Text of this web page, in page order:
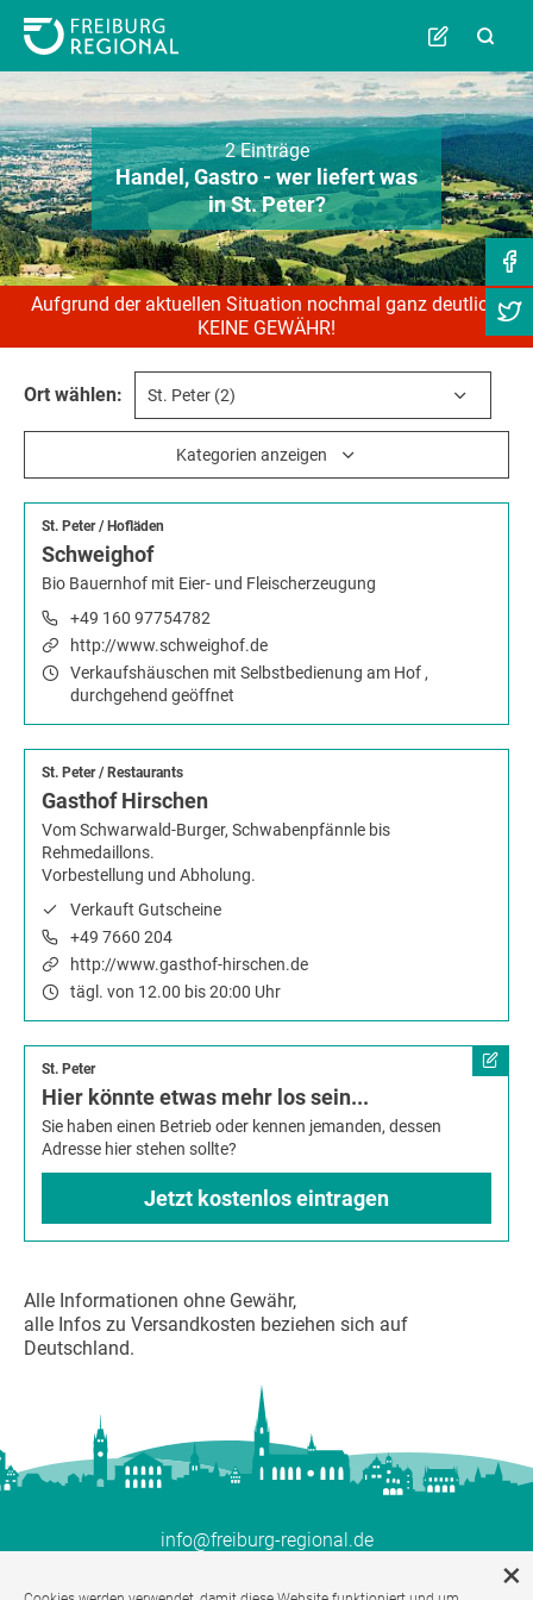
2 Einträge
Handel, Gastro - wer liefert was
in St. Peter?
Aufgrund der aktuellen Situation nochmal ganz deutlich:
KEINE GEWÄHR!
Ort wählen:
Kategorien anzeigen
St. Peter/ Hofläden
Schweighof
Bio Bauernhof mit Eier- und Fleischerzeugung
+49 160 97754782
http://www.schweighof.de
Verkaufshäuschen mit Selbstbedienung am Hof ,
durchgehend geöffnet
St. Peter/ Restaurants
Gasthof Hirschen
Vom Schwarwald-Burger, Schwabenpfännle bis
Rehmedaillons.
Vorbestellung und Abholung.
Verkauft Gutscheine
+49 7660 204
http://www.gasthof-hirschen.de
tägl. von 12.00 bis 20:00 Uhr
St. Peter
Hier könnte etwas mehr los sein...
Sie haben einen Betrieb oder kennen jemanden, dessen
Adresse hier stehen sollte?
Jetzt kostenlos eintragen
Alle Informationen ohne Gewähr,
alle Infos zu Versandkosten beziehen sich auf
Deutschland.
info@freiburg-regional.de